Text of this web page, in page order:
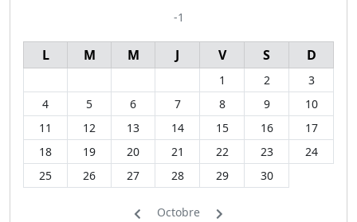
-1
L M M J V S D
1 2
3
4
5 6 7 8 9
10
11
12 13 14 15 16
17
18
19 20 21 22 23
24
25
26 27 28 29 30
Octobre